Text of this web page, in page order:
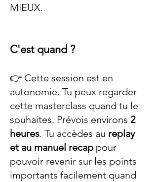
MIEUX.
C'est quand ?
👉 Cette session est en
autonomie. Tu peux regarder
cette masterclass quand tu le
souhaites. Prévois environs 2
heures. Tu accèdes au replay
et au manuel recap pour
pouvoir revenir sur les points
importants facilement quand